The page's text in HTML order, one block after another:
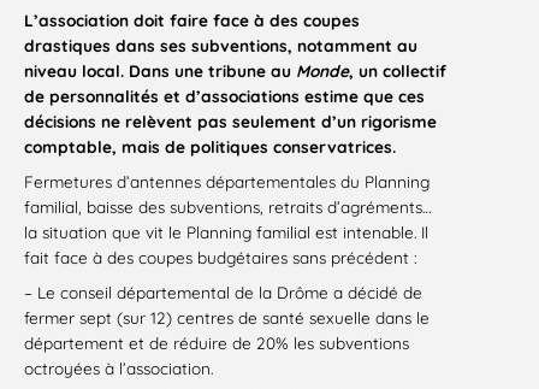
L’association doit faire face à des coupes
drastiques dans ses subventions, notamment au
niveau local. Dans une tribune au Monde, un collectif
de personnalités et d’associations estime que ces
décisions ne relèvent pas seulement d’un rigorisme
comptable, mais de politiques conservatrices.
Fermetures d’antennes départementales du Planning
familial, baisse des subventions, retraits d’agréments…
la situation que vit le Planning familial est intenable. Il
fait face à des coupes budgétaires sans précédent :
– Le conseil départemental de la Drôme a décidé de
fermer sept (sur 12) centres de santé sexuelle dans le
département et de réduire de 20% les subventions
octroyées à l’association.